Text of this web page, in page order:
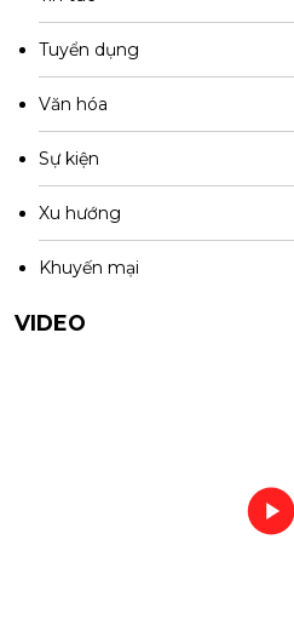
Tuyển dụng
Văn hóa
Sự kiện
Xu hướng
Khuyến mại
VIDEO